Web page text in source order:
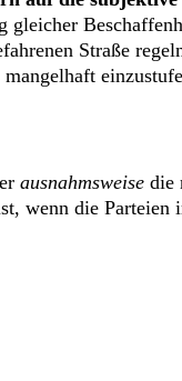
Straße
ausnahmsweise die
wenn die